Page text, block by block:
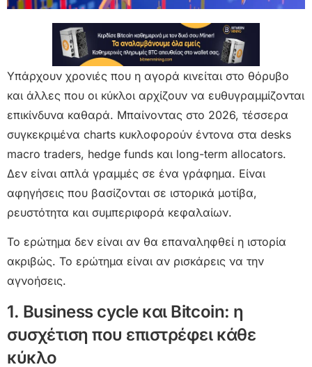
Υπάρχουν χρονιές που η αγορά κινείται στο θόρυβο
και άλλες που οι κύκλοι αρχίζουν να ευθυγραμμίζονται
επικίνδυνα καθαρά. Μπαίνοντας στο 2026, τέσσερα
συγκεκριμένα charts κυκλοφορούν έντονα στα desks
macro traders, hedge funds και long-term allocators.
Δεν είναι απλά γραμμές σε ένα γράφημα. Είναι
αφηγήσεις που βασίζονται σε ιστορικά μοτίβα,
ρευστότητα και συμπεριφορά κεφαλαίων.
Το ερώτημα δεν είναι αν θα επαναληφθεί η ιστορία
ακριβώς. Το ερώτημα είναι αν ρισκάρεις να την
αγνοήσεις.
1. Business cycle και Bitcoin: η
συσχέτιση που επιστρέφει κάθε
κύκλο